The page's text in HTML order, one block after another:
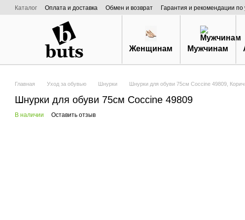
Перейти к основному контенту
Каталог Оплата и доставка Обмен и возврат Гарантия и рекомендации по
О нас
Женщинам Мужчинам
Главная Уход за обувью Шнурки Шнурки для обуви 75см Coccine 49809,
Шнурки для обуви 75см Coccine 49809
В наличии Оставить отзыв